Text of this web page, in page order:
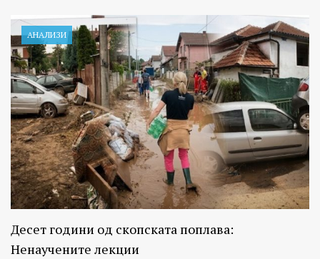
АНАЛИЗИ
Десет години од скопската поплава:
Ненаучените лекции